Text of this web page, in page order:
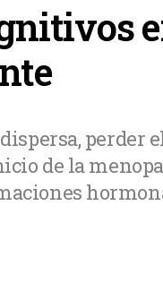
perder
de la